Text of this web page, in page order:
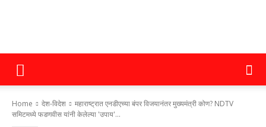
पुणे
बुलेटिन
Home देश-विदेश
महाराष्ट्रात एनडीएच्या बंपर विजयानंतर मुख्यमंत्री कोण? NDTV
समिटमध्ये फडणवीस यांनी केलेल्या 'उपाय'...